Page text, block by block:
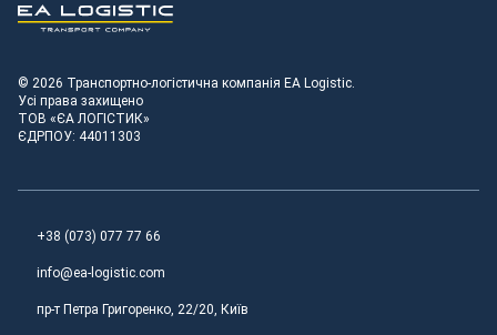
© 2026 Транспортно-логістична компанія EA Logistic.
Усі права захищено
ТОВ «ЄА ЛОГІСТИК»
ЄДРПОУ: 44011303
+38 (073) 077 77 66
info@ea-logistic.com
пр-т Петра Григоренко, 22/20, Київ